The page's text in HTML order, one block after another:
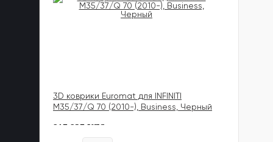
3D коврики Euromat для INFINITI
M35/37/Q 70 (2010-), Business, Черный
817 837 UZS